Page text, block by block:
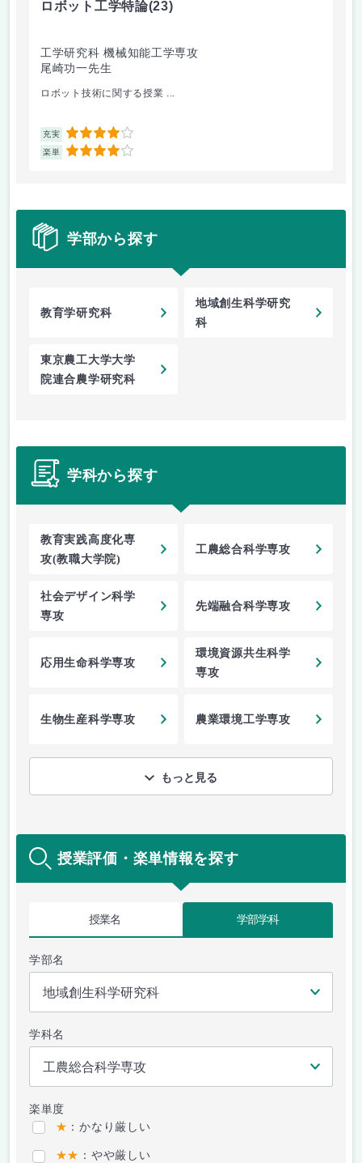
ロボット工学特論(23)
工学研究科 機械知能工学専攻
尾崎功一先生
ロボット技術に関する授業 ...
充実 4
楽単 4
学部から探す
教育学研究科
地域創生科学研究
科
東京農工大学大学
院連合農学研究科
学科から探す
教育実践高度化専
攻(教職大学院)
工農総合科学専攻
社会デザイン科学
専攻
先端融合科学専攻
応用生命科学専攻
環境資源共生科学
専攻
生物生産科学専攻 農業環境工学専攻
もっと見る
授業評価・楽単情報を探す
授業名 学部学科
学部名
学科名
楽単度
★ ：かなり厳しい
★★ ：やや厳しい